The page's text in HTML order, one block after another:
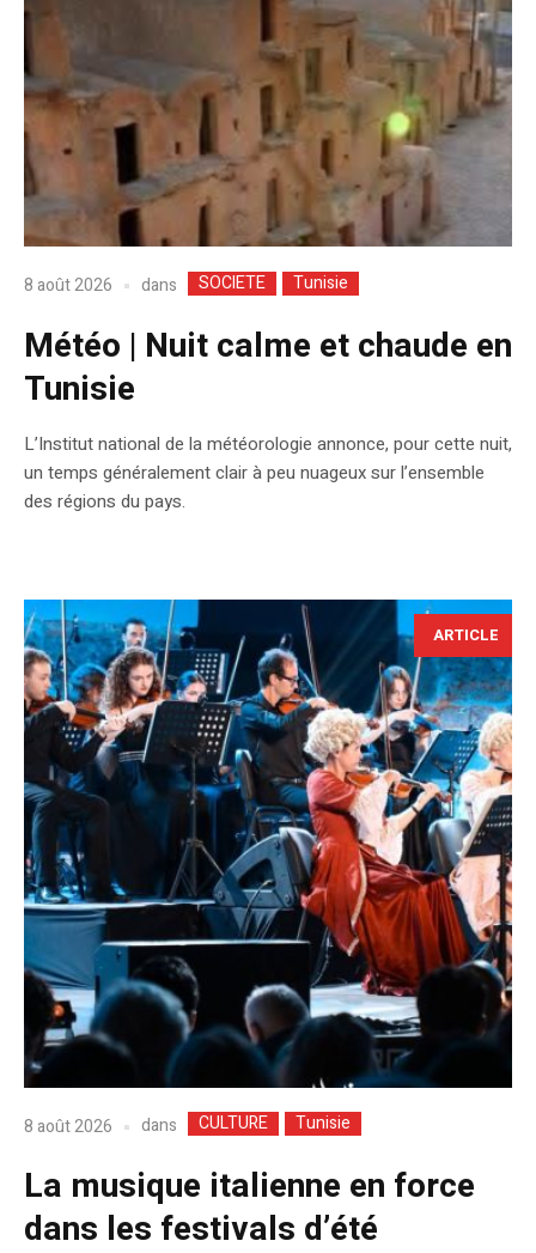
8 août 2026 dans SOCIETE Tunisie
Météo | Nuit calme et chaude en
Tunisie
L’Institut national de la météorologie annonce, pour cette nuit,
un temps généralement clair à peu nuageux sur l’ensemble
des régions du pays.
ARTICLE
8 août 2026 dans CULTURE Tunisie
La musique italienne en force
dans les festivals d’été